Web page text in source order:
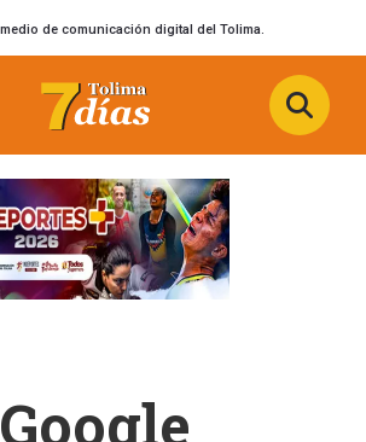
de comunicación digital del Tolima.
Google